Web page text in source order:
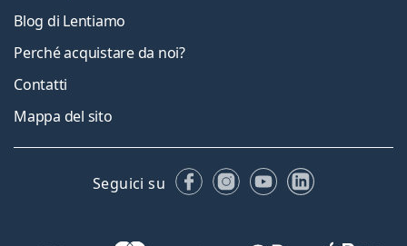
Blog di Lentiamo
Perché acquistare da noi?
Contatti
Mappa del sito
Seguici su FacebookInstagram
YouTubeLinkedIn